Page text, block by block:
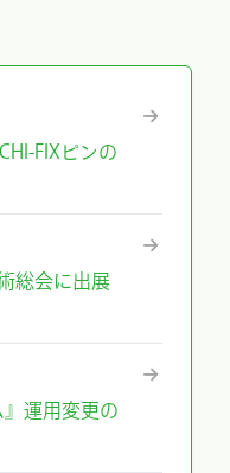
FIXピンの
総会に出展
』運用変更の